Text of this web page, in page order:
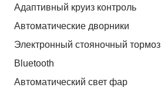
Адаптивный круиз контроль
Автоматические дворники
Электронный стояночный тормоз
Bluetooth
Автоматический свет фар